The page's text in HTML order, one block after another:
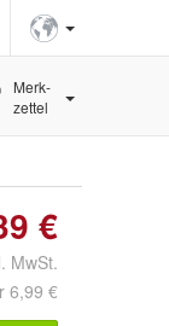
Merk-
zettel
€
MwSt.
6,99 €